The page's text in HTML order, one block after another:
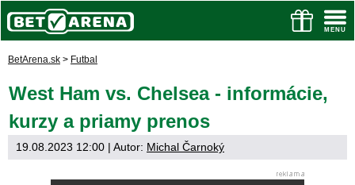
BetArena.sk > Futbal
West Ham vs. Chelsea - informácie,
kurzy a priamy prenos
19.08.2023 12:00 | Autor: Michal Čarnoký